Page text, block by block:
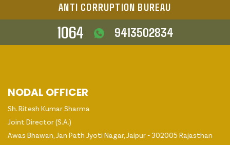
ANTI CORRUPTION BUREAU
1064 9413502834
NODAL OFFICER
Sh. Ritesh Kumar Sharma
Joint Director (S.A.)
Awas Bhawan, Jan Path Jyoti Nagar, Jaipur - 302005 Rajasthan